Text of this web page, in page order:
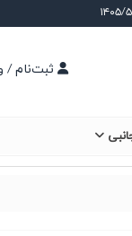
ثبت‌نام /